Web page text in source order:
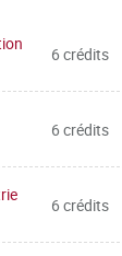
6 crédits
6 crédits
6 crédits